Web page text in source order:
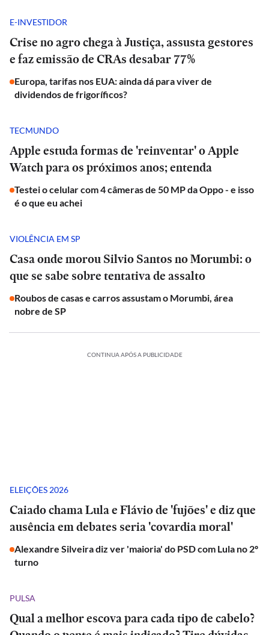
E-INVESTIDOR
Crise no agro chega à Justiça, assusta gestores
e faz emissão de CRAs desabar 77%
Europa, tarifas nos EUA: ainda dá para viver de
dividendos de frigoríficos?
TECMUNDO
Apple estuda formas de 'reinventar' o Apple
Watch para os próximos anos; entenda
Testei o celular com 4 câmeras de 50 MP da Oppo - e isso
é o que eu achei
VIOLÊNCIA EM SP
Casa onde morou Silvio Santos no Morumbi: o
que se sabe sobre tentativa de assalto
Roubos de casas e carros assustam o Morumbi, área
nobre de SP
CONTINUA APÓS A PUBLICIDADE
ELEIÇÕES 2026
Caiado chama Lula e Flávio de 'fujões' e diz que
ausência em debates seria 'covardia moral'
Alexandre Silveira diz ver 'maioria' do PSD com Lula no 2º
turno
PULSA
Qual a melhor escova para cada tipo de cabelo?